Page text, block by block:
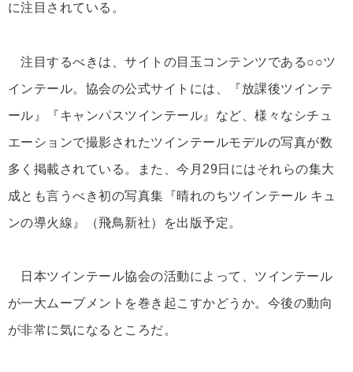
に注目されている。
注目するべきは、サイトの目玉コンテンツである○○ツ
インテール。協会の公式サイトには、『放課後ツインテ
ール』『キャンパスツインテール』など、様々なシチュ
エーションで撮影されたツインテールモデルの写真が数
多く掲載されている。また、今月29日にはそれらの集大
成とも言うべき初の写真集『晴れのちツインテール キュ
ンの導火線』（飛鳥新社）を出版予定。
日本ツインテール協会の活動によって、ツインテール
が一大ムーブメントを巻き起こすかどうか。今後の動向
が非常に気になるところだ。